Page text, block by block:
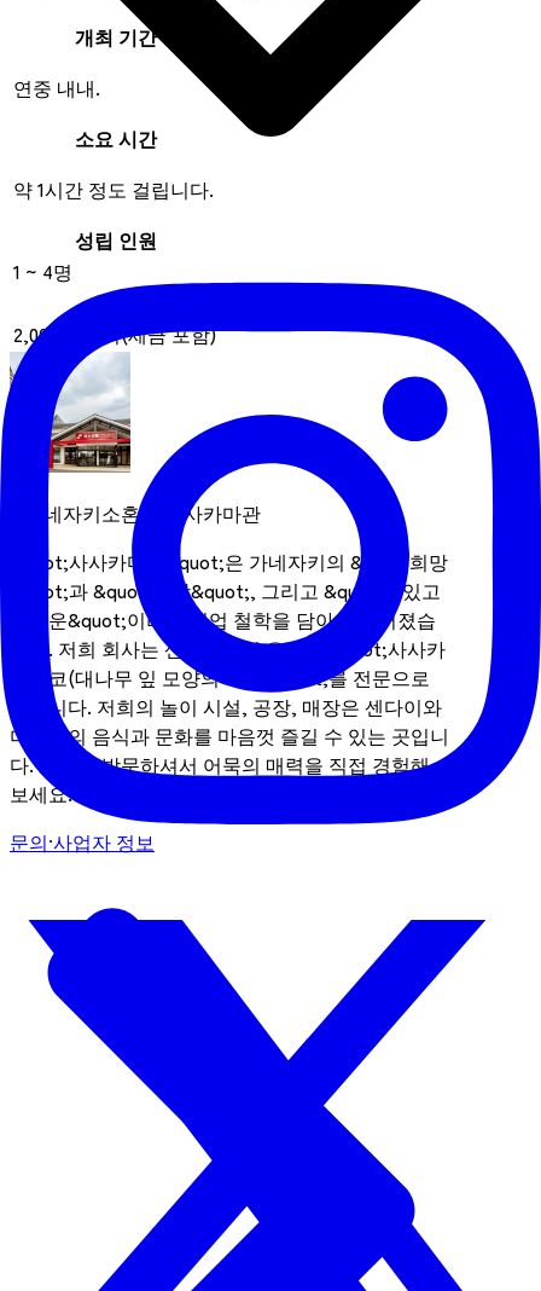
개최 기간
연중 내내.
소요 시간
약 1시간 정도 걸립니다.
성립 인원
1 ~ 4명
요금
2,000 엔부터(세금 포함)
가네자키소혼텐 사사카마관
&quot;사사카마칸&quot;은 가네자키의 &quot;희망
&quot;과 &quot;소망&quot;, 그리고 &quot;맛있고
즐거운&quot;이라는 기업 철학을 담아 만들어졌습
니다. 저희 회사는 센다이에서 유래된 &quot;사사카
마보코(대나무 잎 모양의 어묵)&quot;를 전문으로
만듭니다. 저희의 놀이 시설, 공장, 매장은 센다이와
미야기의 음식과 문화를 마음껏 즐길 수 있는 곳입니
다. 저희를 방문하셔서 어묵의 매력을 직접 경험해
보세요!
문의·사업자 정보